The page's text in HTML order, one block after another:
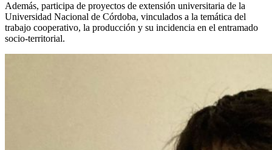
Además, participa de proyectos de extensión universitaria de la
Universidad Nacional de Córdoba, vinculados a la temática del
trabajo cooperativo, la producción y su incidencia en el entramado
socio-territorial.